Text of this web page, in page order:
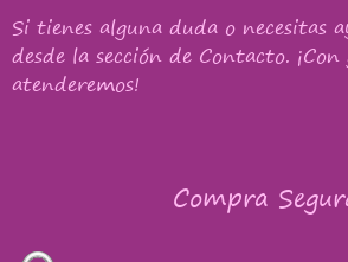
Si tienes alguna duda o necesitas
desde la sección de Contacto.
atenderemos!
Compra